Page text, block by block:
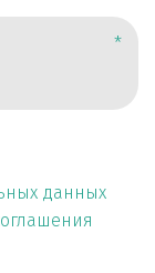
*
данных